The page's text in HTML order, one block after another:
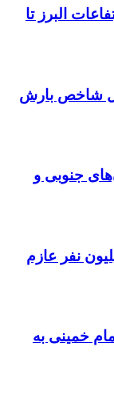
البرز تا
شاخص بارش
جنوبی و
زائران اربعین؛ ۲.۲ میلیون نفر عازم
امام خمینی به